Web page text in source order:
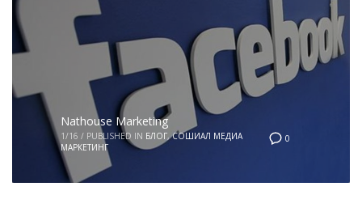
0
Nathouse Marketing
1/16 / PUBLISHED IN БЛОГ,СОШИАЛ МЕДИА
МАРКЕТИНГ